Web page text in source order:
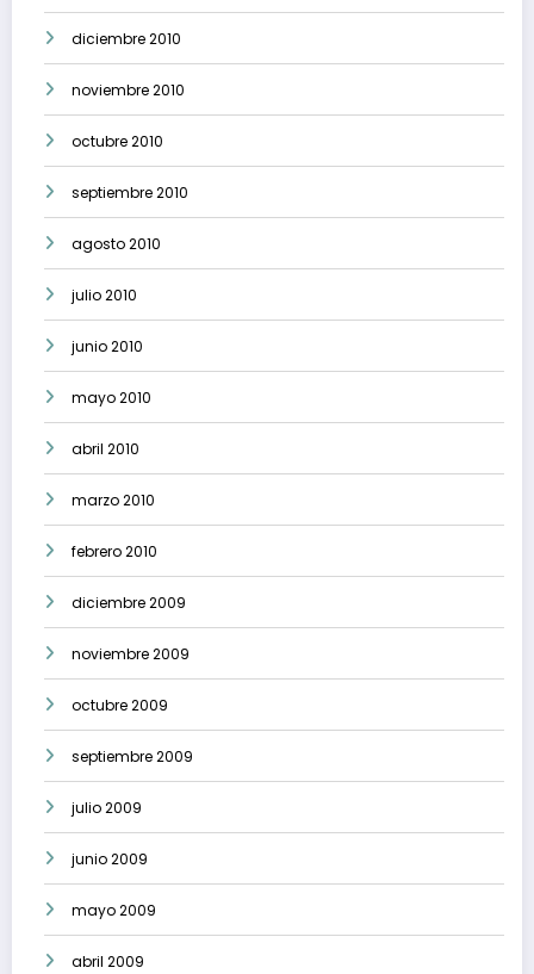
diciembre 2010
noviembre 2010
octubre 2010
septiembre 2010
agosto 2010
julio 2010
junio 2010
mayo 2010
abril 2010
marzo 2010
febrero 2010
diciembre 2009
noviembre 2009
octubre 2009
septiembre 2009
julio 2009
junio 2009
mayo 2009
abril 2009